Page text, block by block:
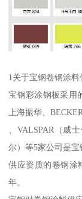
1关于宝钢卷钢涂料
宝钢彩涂钢板采用
上海振华、
、VALSPAR（威
尔）等5家公司是
供应资质的卷钢涂
年。